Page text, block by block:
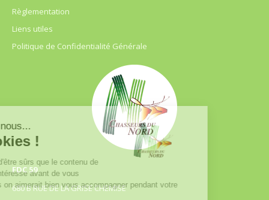
Règlementation
Liens utiles
Politique de Confidentialité Générale
FDC 59
680 B RUE DE LA GRISE CHEMISE